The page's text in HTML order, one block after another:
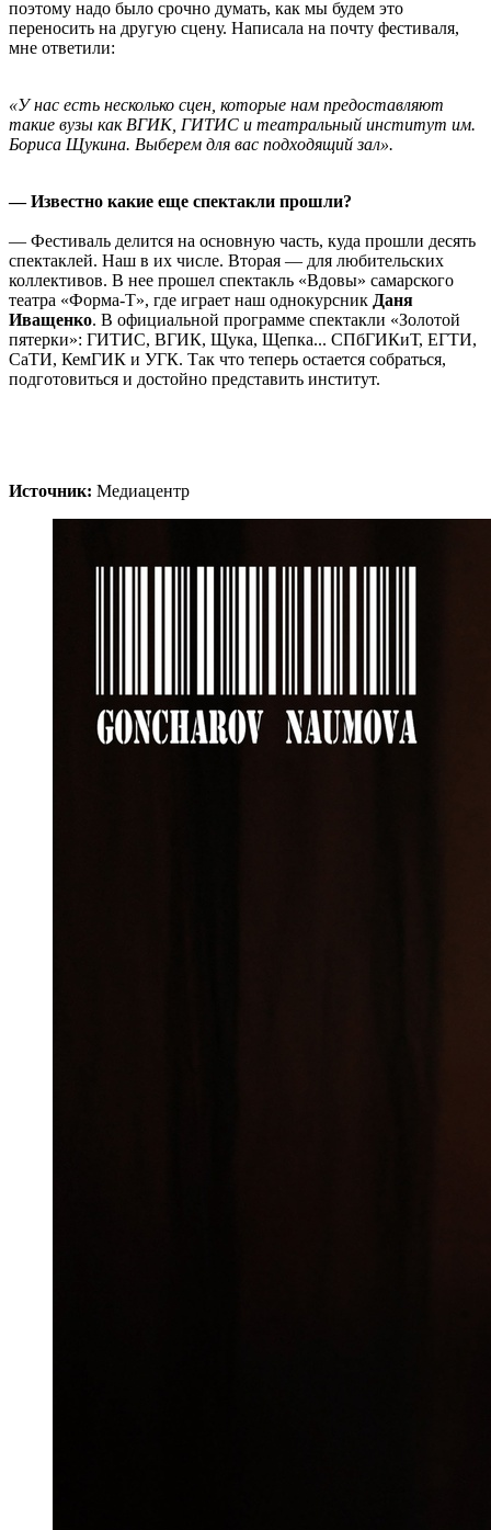
поэтому надо было срочно думать, как мы будем это
переносить на другую сцену. Написала на почту фестиваля,
мне ответили:
«У нас есть несколько сцен, которые нам предоставляют
такие вузы как ВГИК, ГИТИС и театральный институт им.
Бориса Щукина. Выберем для вас подходящий зал».
— Известно какие еще спектакли прошли?
— Фестиваль делится на основную часть, куда прошли десять
спектаклей. Наш в их числе. Вторая — для любительских
коллективов. В нее прошел спектакль «Вдовы» самарского
театра «Форма-Т», где играет наш однокурсник Даня
Иващенко. В официальной программе спектакли «Золотой
пятерки»: ГИТИС, ВГИК, Щука, Щепка... СПбГИКиТ, ЕГТИ,
СаТИ, КемГИК и УГК. Так что теперь остается собраться,
подготовиться и достойно представить институт.
Источник: Медиацентр